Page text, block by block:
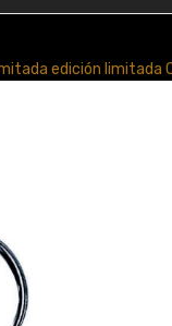
edición limitada